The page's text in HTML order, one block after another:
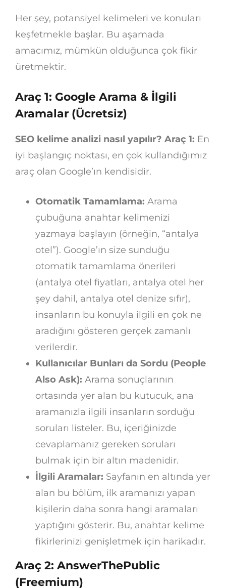
Her şey, potansiyel kelimeleri ve konuları
keşfetmekle başlar. Bu aşamada
amacımız, mümkün olduğunca çok fikir
üretmektir.
Araç 1: Google Arama & İlgili
Aramalar (Ücretsiz)
SEO kelime analizi nasıl yapılır? Araç 1: En
iyi başlangıç noktası, en çok kullandığımız
araç olan Google’ın kendisidir.
Otomatik Tamamlama: Arama
çubuğuna anahtar kelimenizi
yazmaya başlayın (örneğin, “antalya
otel”). Google’ın size sunduğu
otomatik tamamlama önerileri
(antalya otel fiyatları, antalya otel her
şey dahil, antalya otel denize sıfır),
insanların bu konuyla ilgili en çok ne
aradığını gösteren gerçek zamanlı
verilerdir.
Kullanıcılar Bunları da Sordu (People
Also Ask): Arama sonuçlarının
ortasında yer alan bu kutucuk, ana
aramanızla ilgili insanların sorduğu
soruları listeler. Bu, içeriğinizde
cevaplamanız gereken soruları
bulmak için bir altın madenidir.
İlgili Aramalar: Sayfanın en altında yer
alan bu bölüm, ilk aramanızı yapan
kişilerin daha sonra hangi aramaları
yaptığını gösterir. Bu, anahtar kelime
fikirlerinizi genişletmek için harikadır.
Araç 2: AnswerThePublic
(Freemium)